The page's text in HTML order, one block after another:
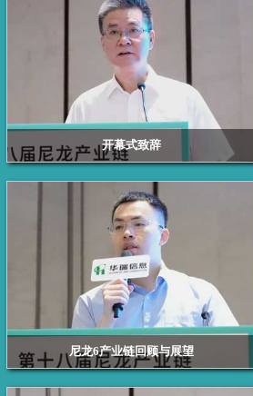
开幕式致辞
浙江华瑞信息资讯股份有限公司总经理 赖天明
尼龙6产业链回顾与展望
浙江华瑞信息资讯股份有限公司的资深锦纶分析师
李毅